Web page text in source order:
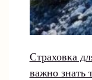
Страховка
важно знать